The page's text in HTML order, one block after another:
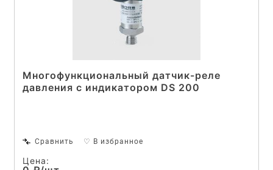
Многофункциональный датчик-реле
давления с индикатором DS 200
Сравнить ♡ В избранное
Цена: